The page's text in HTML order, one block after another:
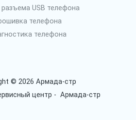
USB телефона
телефона
телефона
© 2026 Армада-стр
центр - Армада-стр